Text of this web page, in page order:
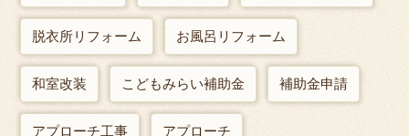
脱衣所リフォーム お風呂リフォーム
和室改装 こどもみらい補助金 補助金申請
アプローチ工事 アプローチ